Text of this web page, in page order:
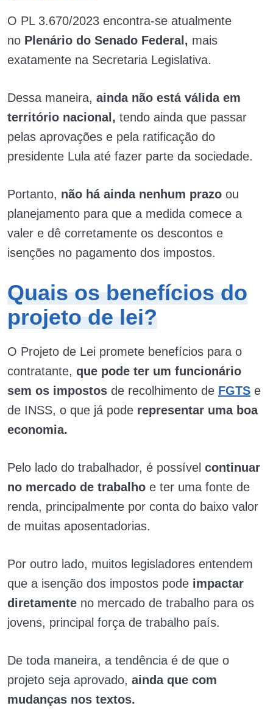
O PL 3.670/2023 encontra-se atualmente
no Plenário do Senado Federal, mais
exatamente na Secretaria Legislativa.
Dessa maneira, ainda não está válida em
território nacional, tendo ainda que passar
pelas aprovações e pela ratificação do
presidente Lula até fazer parte da sociedade.
Portanto, não há ainda nenhum prazo ou
planejamento para que a medida comece a
valer e dê corretamente os descontos e
isenções no pagamento dos impostos.
Quais os benefícios do
projeto de lei?
O Projeto de Lei promete benefícios para o
contratante, que pode ter um funcionário
sem os impostos de recolhimento de FGTS e
de INSS, o que já pode representar uma boa
economia.
Pelo lado do trabalhador, é possível continuar
no mercado de trabalho e ter uma fonte de
renda, principalmente por conta do baixo valor
de muitas aposentadorias.
Por outro lado, muitos legisladores entendem
que a isenção dos impostos pode impactar
diretamente no mercado de trabalho para os
jovens, principal força de trabalho país.
De toda maneira, a tendência é de que o
projeto seja aprovado, ainda que com
mudanças nos textos.